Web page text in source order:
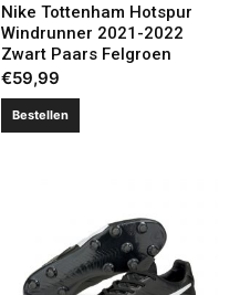
Nike Tottenham Hotspur
Windrunner 2021-2022
Zwart Paars Felgroen
€59,99
Bestellen